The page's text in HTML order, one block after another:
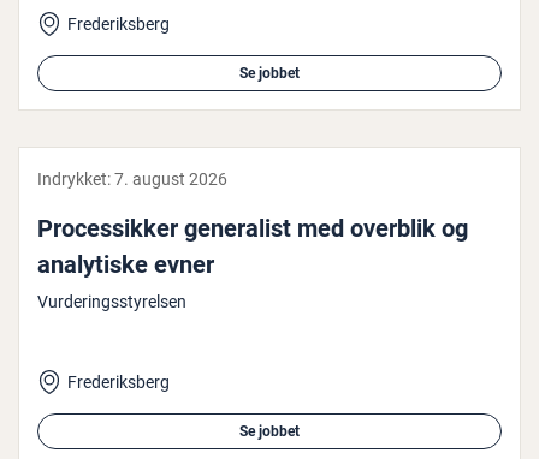
Frederiksberg
Se jobbet
Indrykket:7. august 2026
Pro­ces­sik­ker ge­ne­ra­list med overblik og
ana­ly­ti­ske evner
Vurderingsstyrelsen
Frederiksberg
Se jobbet